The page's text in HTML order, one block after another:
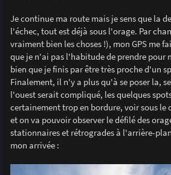
Je continue ma route mais je sens que la
l'échec, tout est déjà sous l'orage. Par
vraiment bien les choses !), mon GPS me
que je n'ai pas l'habitude de prendre pour
bien que je finis par être très proche d'un
Finalement, il n'y a plus qu'à se poser la,
l'ouest serait compliqué, les quelques
certainement trop en bordure, voir sous le
et on va pouvoir observer le défilé des
stationnaires et rétrogrades à l'arrière-plan
mon arrivée :